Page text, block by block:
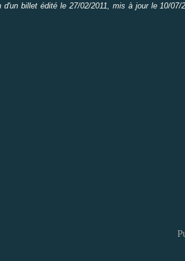
d'un billet édité le 27/02/2011, mis à jour le 10/